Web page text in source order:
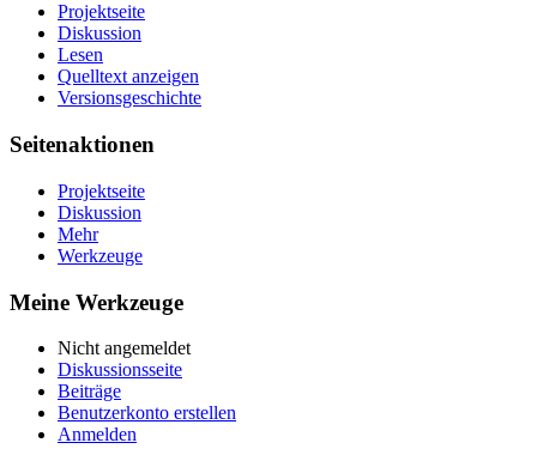
Projektseite
Diskussion
Lesen
Quelltext anzeigen
Versionsgeschichte
Seitenaktionen
Projektseite
Diskussion
Mehr
Werkzeuge
Meine Werkzeuge
Nicht angemeldet
Diskussionsseite
Beiträge
Benutzerkonto erstellen
Anmelden